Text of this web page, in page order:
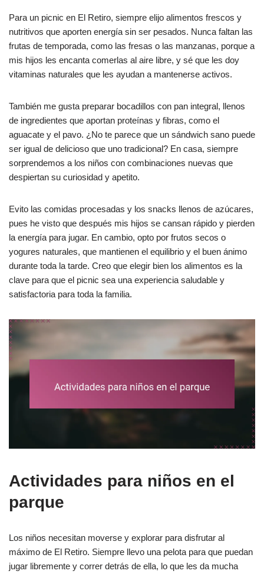
Para un picnic en El Retiro, siempre elijo alimentos frescos y
nutritivos que aporten energía sin ser pesados. Nunca faltan las
frutas de temporada, como las fresas o las manzanas, porque a
mis hijos les encanta comerlas al aire libre, y sé que les doy
vitaminas naturales que les ayudan a mantenerse activos.
También me gusta preparar bocadillos con pan integral, llenos
de ingredientes que aportan proteínas y fibras, como el
aguacate y el pavo. ¿No te parece que un sándwich sano puede
ser igual de delicioso que uno tradicional? En casa, siempre
sorprendemos a los niños con combinaciones nuevas que
despiertan su curiosidad y apetito.
Evito las comidas procesadas y los snacks llenos de azúcares,
pues he visto que después mis hijos se cansan rápido y pierden
la energía para jugar. En cambio, opto por frutos secos o
yogures naturales, que mantienen el equilibrio y el buen ánimo
durante toda la tarde. Creo que elegir bien los alimentos es la
clave para que el picnic sea una experiencia saludable y
satisfactoria para toda la familia.
Actividades para niños en el
parque
Los niños necesitan moverse y explorar para disfrutar al
máximo de El Retiro. Siempre llevo una pelota para que puedan
jugar libremente y correr detrás de ella, lo que les da mucha